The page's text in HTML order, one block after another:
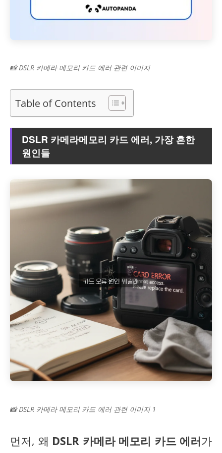
📸 DSLR 카메라 메모리 카드 에러 관련 이미지
Table of Contents
DSLR 카메라메모리 카드 에러, 가장 흔한
원인들
📸 DSLR 카메라 메모리 카드 에러 관련 이미지 1
먼저, 왜 DSLR 카메라 메모리 카드 에러가